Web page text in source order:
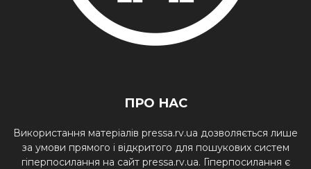
ПРО НАС
Використання матеріалів pressa.rv.ua дозволяється лише
за умови прямого і відкритого для пошукових систем
гіперпосилання на сайт pressa.rv.ua. Гіперпосилання є